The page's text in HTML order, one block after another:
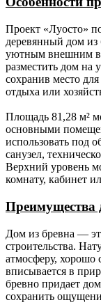
Проект «Луосто»
деревянный дом из
уютным внешним
разместить дом на
сохранив место
отдыха или
Площадь 81,28 м²
основными
использовать под
санузел,
Верхний уровень
комнату, кабинет
Преимущества
Дом из бревна —
строительства.
атмосферу, хорошо
вписывается в
бревно придает
сохранить